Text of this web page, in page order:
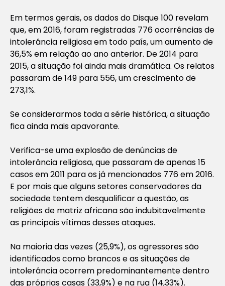
Em termos gerais, os dados do Disque 100 revelam
que, em 2016, foram registradas 776 ocorrências de
intolerância religiosa em todo país, um aumento de
36,5% em relação ao ano anterior. De 2014 para
2015, a situação foi ainda mais dramática. Os relatos
passaram de 149 para 556, um crescimento de
273,1%.
Se considerarmos toda a série histórica, a situação
fica ainda mais apavorante.
Verifica-se uma explosão de denúncias de
intolerância religiosa, que passaram de apenas 15
casos em 2011 para os já mencionados 776 em 2016.
E por mais que alguns setores conservadores da
sociedade tentem desqualificar a questão, as
religiões de matriz africana são indubitavelmente
as principais vítimas desses ataques.
Na maioria das vezes (25,9%), os agressores são
identificados como brancos e as situações de
intolerância ocorrem predominantemente dentro
das próprias casas (33,9%) e na rua (14,33%).